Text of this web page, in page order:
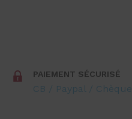
PAIEMENT SÉCURISÉ
CB / Paypal / Chèque